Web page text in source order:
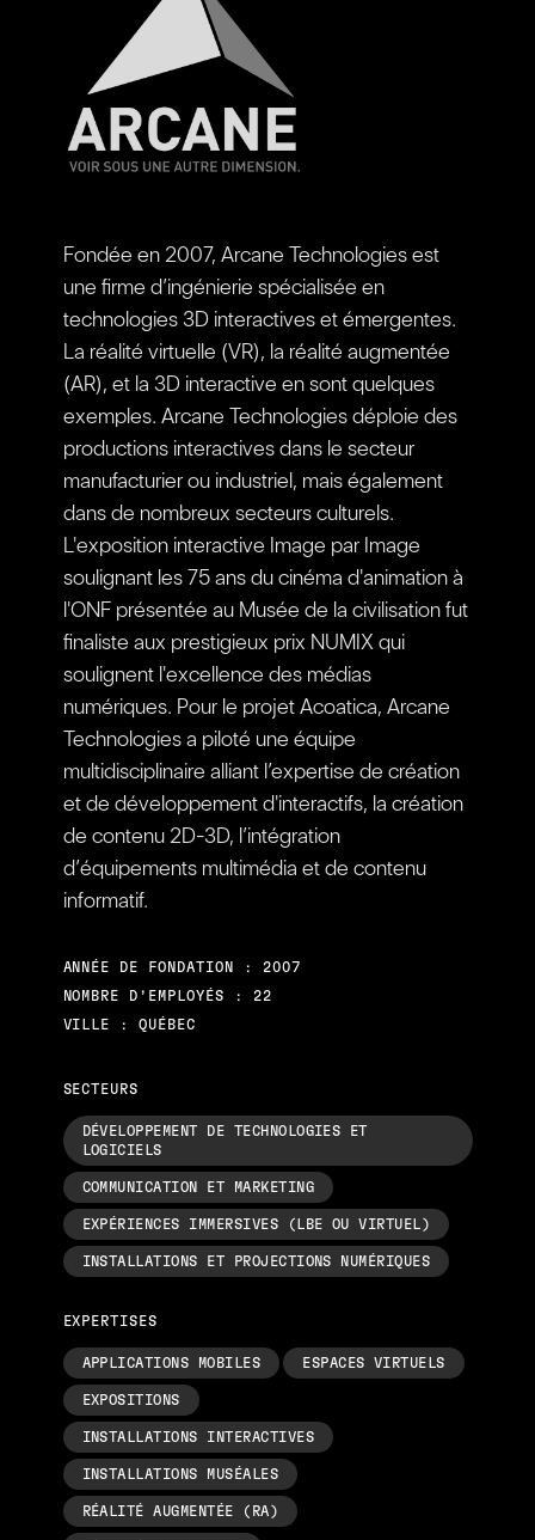
Fondée en 2007, Arcane Technologies est
une firme d’ingénierie spécialisée en
technologies 3D interactives et émergentes.
La réalité virtuelle (VR), la réalité augmentée
(AR), et la 3D interactive en sont quelques
exemples. Arcane Technologies déploie des
productions interactives dans le secteur
manufacturier ou industriel, mais également
dans de nombreux secteurs culturels.
L'exposition interactive Image par Image
soulignant les 75 ans du cinéma d'animation à
l'ONF présentée au Musée de la civilisation fut
finaliste aux prestigieux prix NUMIX qui
soulignent l'excellence des médias
numériques. Pour le projet Acoatica, Arcane
Technologies a piloté une équipe
multidisciplinaire alliant l’expertise de création
et de développement d'interactifs, la création
de contenu 2D-3D, l’intégration
d’équipements multimédia et de contenu
informatif.
ANNÉE DE FONDATION : 2007
NOMBRE D’EMPLOYÉS : 22
VILLE : QUÉBEC
SECTEURS
DÉVELOPPEMENT DE TECHNOLOGIES ET
LOGICIELS
COMMUNICATION ET MARKETING
EXPÉRIENCES IMMERSIVES (LBE OU VIRTUEL)
INSTALLATIONS ET PROJECTIONS NUMÉRIQUES
EXPERTISES
APPLICATIONS MOBILES ESPACES VIRTUELS
EXPOSITIONS
INSTALLATIONS INTERACTIVES
INSTALLATIONS MUSÉALES
RÉALITÉ AUGMENTÉE (RA)